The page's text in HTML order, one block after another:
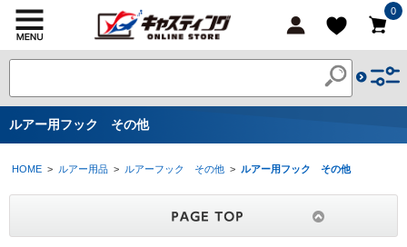
0
ルアー用フック その他
HOME > ルアー用品 > ルアーフック その他 > ルアー用フック その他